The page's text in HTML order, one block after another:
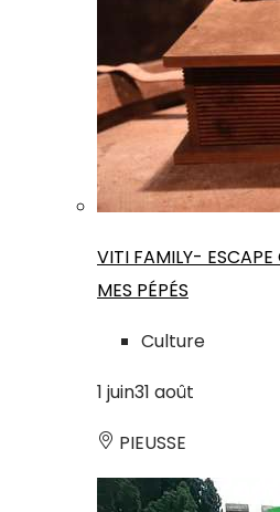
VITI FAMILY- ESCAPE
MES PÉPÉS
Culture
1 juin31 août
PIEUSSE